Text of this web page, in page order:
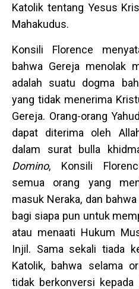
Katolik tentang Yesus
Mahakudus.
Konsili Florence
bahwa Gereja menolak
adalah suatu dogma
yang tidak menerima
Gereja. Orang-orang
dapat diterima oleh
dalam surat bulla
Domino, Konsili
semua orang yang
masuk Neraka, dan
bagi siapa pun untuk
atau menaati Hukum
Injil. Sama sekali tiada
Katolik, bahwa selama
tidak berkonversi kepada